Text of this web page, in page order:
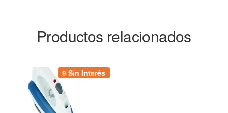
Productos relacionados
9 Sin Interés